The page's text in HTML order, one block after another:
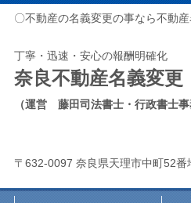
〇不動産の名義変更の事なら不動
丁寧・迅速・安心の報酬明確化
奈良不動産名義変
（運営 藤田司法書士・行政書士事
〒632-0097 奈良県天理市中町52